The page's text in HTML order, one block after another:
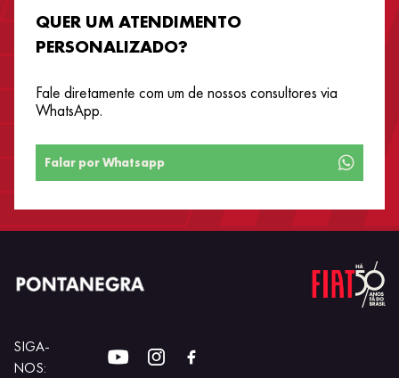
QUER UM ATENDIMENTO
PERSONALIZADO?
Fale diretamente com um de nossos consultores via
WhatsApp.
Falar por Whatsapp
SIGA-
NOS: